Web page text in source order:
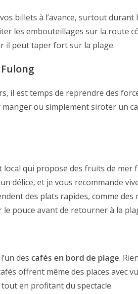
billets à l’avance, surtout durant
les embouteillages sur la route
il peut taper fort sur la plage.
il est temps de reprendre des
ou simplement siroter un
qui propose des fruits de mer
délice, et je vous recommande
des plats rapides, comme des
pouce avant de retourner à la
des cafés en bord de plage.
offrent même des places avec
en profitant du spectacle.